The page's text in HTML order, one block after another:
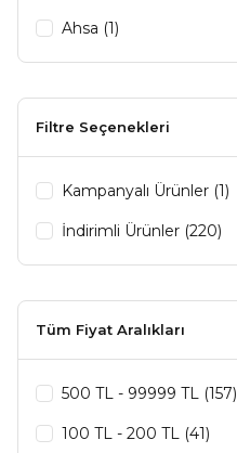
Ahsa (1)
Filtre Seçenekleri
Kampanyalı Ürünler (1)
İndirimli Ürünler (220)
Tüm Fiyat Aralıkları
500 TL - 99999 TL (157)
100 TL - 200 TL (41)